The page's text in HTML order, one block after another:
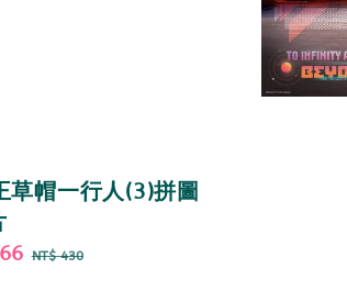
草帽一行人(3)拼圖
Regular
NT$ 430